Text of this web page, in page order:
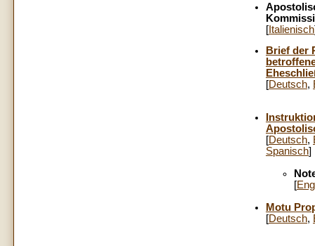
[ Italienisch
Brief der
[Deutsch,
[Deutsch,
Spanisch]
[
Motu
[Deutsch,